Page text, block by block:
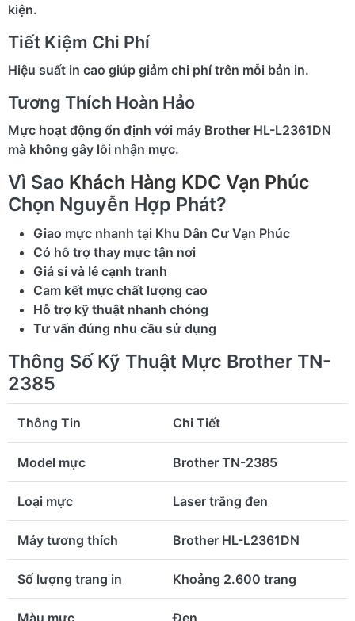
kiện.
Tiết Kiệm Chi Phí
Hiệu suất in cao giúp giảm chi phí trên mỗi bản in.
Tương Thích Hoàn Hảo
Mực hoạt động ổn định với máy Brother HL-L2361DN
mà không gây lỗi nhận mực.
Vì Sao Khách Hàng KDC Vạn Phúc
Chọn Nguyễn Hợp Phát?
Giao mực nhanh tại Khu Dân Cư Vạn Phúc
Có hỗ trợ thay mực tận nơi
Giá sỉ và lẻ cạnh tranh
Cam kết mực chất lượng cao
Hỗ trợ kỹ thuật nhanh chóng
Tư vấn đúng nhu cầu sử dụng
Thông Số Kỹ Thuật Mực Brother TN-
2385
Thông Tin Chi Tiết
Model mực Brother TN-2385
Loại mực Laser trắng đen
Máy tương thích Brother HL-L2361DN
Số lượng trang in Khoảng 2.600 trang
Màu mực Đen